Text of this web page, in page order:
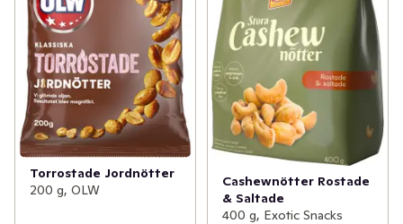
Torrostade Jordnötter
200 g, OLW
Cashewnötter Rostade
& Saltade
400 g, Exotic Snacks